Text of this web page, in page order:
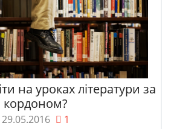
на уроках літератури за
кордоном?
29.05.2016 1